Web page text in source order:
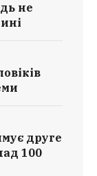
не
друге
100